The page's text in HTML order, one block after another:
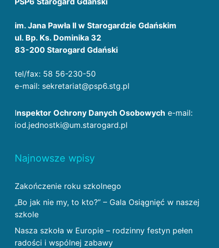
im. Jana Pawła II w Starogardzie Gdańskim
ul. Bp. Ks. Dominika 32
83-200 Starogard Gdański
tel/fax: 58 56-230-50
e-mail: sekretariat@psp6.stg.pl
Inspektor Ochrony Danych Osobowych e-mail:
iod.jednostki@um.starogard.pl
Najnowsze wpisy
Zakończenie roku szkolnego
„Bo jak nie my, to kto?” – Gala Osiągnięć w naszej
szkole
Nasza szkoła w Europie – rodzinny festyn pełen
radości i wspólnej zabawy